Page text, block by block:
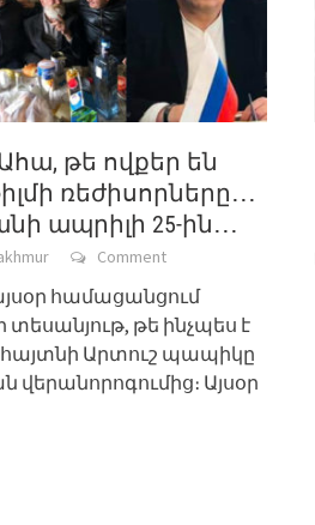
թե ովքեր են
ռեժիսորները․․․
ապրիլի 25-ին․․․
Comment
համացանցում
տեսանյութ, թե ինչպես է
հայտնի Արտուշ պապիկը
վերանորոգումից։ Այսօր